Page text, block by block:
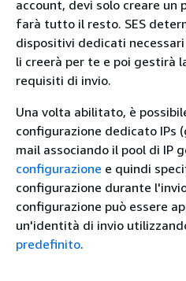
account, devi solo creare un
farà tutto il resto. SES
dispositivi dedicati
li creerà per te e poi gestirà
requisiti di invio.
Una volta abilitato, è
configurazione dedicato IPs
mail associando il pool di IP
configurazione e quindi
configurazione durante
configurazione può essere
un'identità di invio
predefinito.